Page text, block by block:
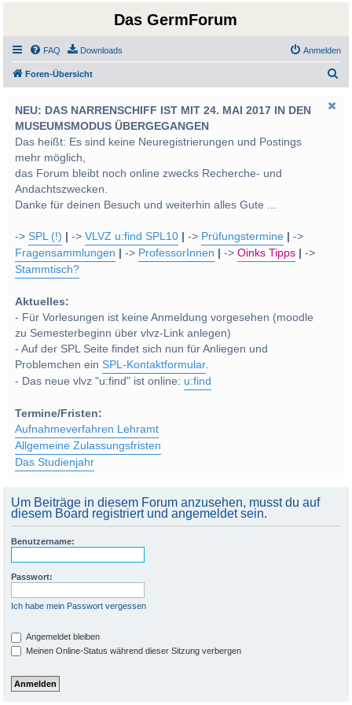
Das GermForum
FAQ Downloads Anmelden
Foren-Übersicht
NEU: DAS NARRENSCHIFF IST MIT 24. MAI 2017 IN DEN
MUSEUMSMODUS ÜBERGEGANGEN
Das heißt: Es sind keine Neuregistrierungen und Postings
mehr möglich,
das Forum bleibt noch online zwecks Recherche- und
Andachtszwecken.
Danke für deinen Besuch und weiterhin alles Gute ...
->SPL (!) ->VLVZ u:find SPL10 -> Prüfungstermine
->
Fragensammlungen
-> ProfessorInnen ->Oinks Tipps
->
Stammtisch?
Aktuelles:
- Für Vorlesungen ist keine Anmeldung vorgesehen (moodle
zu Semesterbeginn über vlvz-Link anlegen)
- Auf der SPL Seite findet sich nun für Anliegen und
Problemchen einSPL-Kontaktformular.
- Das neue vlvz "u:find" ist online: u:find
Termine/Fristen:
Aufnahmeverfahren Lehramt
Allgemeine Zulassungsfristen
Das Studienjahr
Um Beiträge in diesem Forum anzusehen, musst du auf
diesem Board registriert und angemeldet sein.
Benutzername:
Passwort:
Ich habe mein Passwort vergessen
Angemeldet bleiben
Meinen Online-Status während dieser Sitzung verbergen